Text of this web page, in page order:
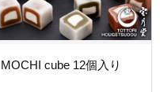
MOCHI cube 12個入り